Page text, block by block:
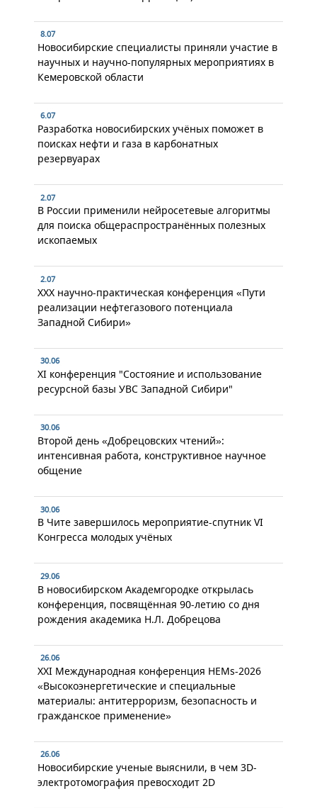
8.07
Новосибирские специалисты приняли участие в
научных и научно-популярных мероприятиях в
Кемеровской области
6.07
Разработка новосибирских учёных поможет в
поисках нефти и газа в карбонатных
резервуарах
2.07
В России применили нейросетевые алгоритмы
для поиска общераспространённых полезных
ископаемых
2.07
XXX научно-практическая конференция «Пути
реализации нефтегазового потенциала
Западной Сибири»
30.06
XI конференция "Состояние и использование
ресурсной базы УВС Западной Сибири"
30.06
Второй день «Добрецовских чтений»:
интенсивная работа, конструктивное научное
общение
30.06
В Чите завершилось мероприятие-спутник VI
Конгресса молодых учёных
29.06
В новосибирском Академгородке открылась
конференция, посвящённая 90-летию со дня
рождения академика Н.Л. Добрецова
26.06
XXI Международная конференция HEMs-2026
«Высокоэнергетические и специальные
материалы: антитерроризм, безопасность и
гражданское применение»
26.06
Новосибирские ученые выяснили, в чем 3D-
электротомография превосходит 2D